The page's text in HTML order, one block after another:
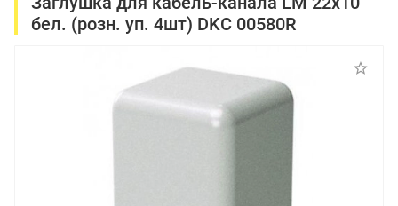
а
бел. (розн. уп. 4шт) DKC 00580R